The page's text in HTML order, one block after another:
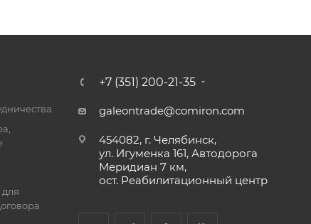
+7 (351) 200-21-35
galeontrade@comiron.com
454082, г. Челябинск,
ул. Игуменка 161, Автодорога
Меридиан 7 км,
ост. Реабилитационный центр